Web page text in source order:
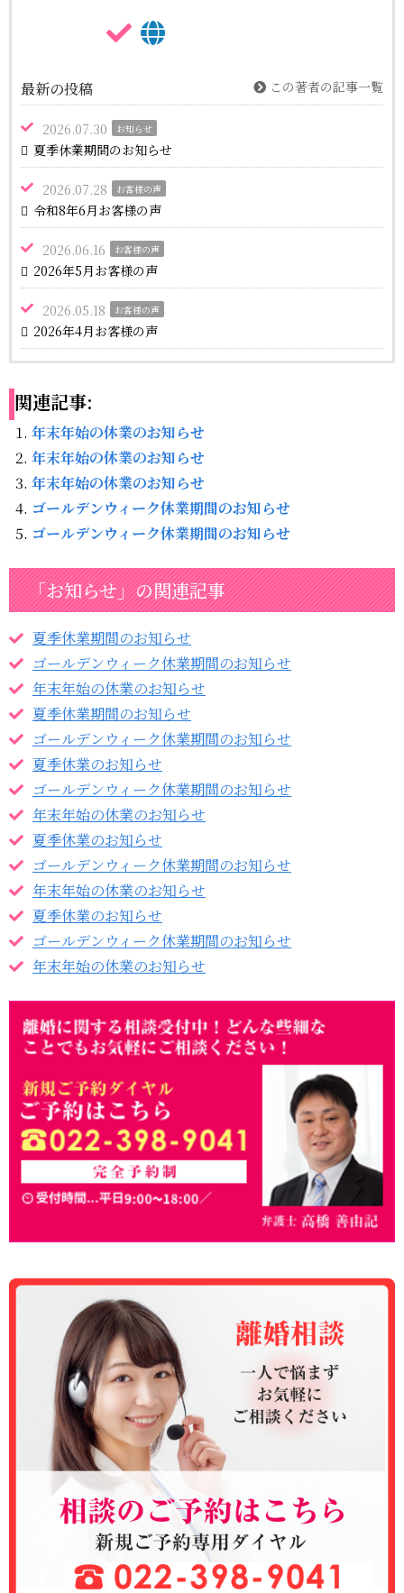
最新の投稿 この著者の記事一覧
2026.07.30 お知らせ
夏季休業期間のお知らせ
2026.07.28 お客様の声
令和8年6月お客様の声
2026.06.16 お客様の声
2026年5月お客様の声
2026.05.18 お客様の声
2026年4月お客様の声
関連記事:
年末年始の休業のお知らせ
年末年始の休業のお知らせ
年末年始の休業のお知らせ
ゴールデンウィーク休業期間のお知らせ
ゴールデンウィーク休業期間のお知らせ
「お知らせ」の関連記事
夏季休業期間のお知らせ
ゴールデンウィーク休業期間のお知らせ
年末年始の休業のお知らせ
夏季休業期間のお知らせ
ゴールデンウィーク休業期間のお知らせ
夏季休業のお知らせ
ゴールデンウィーク休業期間のお知らせ
年末年始の休業のお知らせ
夏季休業のお知らせ
ゴールデンウィーク休業期間のお知らせ
年末年始の休業のお知らせ
夏季休業のお知らせ
ゴールデンウィーク休業期間のお知らせ
年末年始の休業のお知らせ